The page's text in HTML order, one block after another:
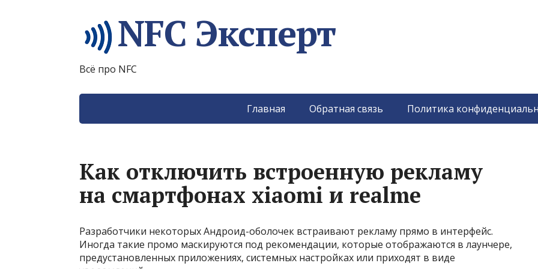
NFC Эксперт
Всё про NFC
Главная Обратная связь Политика
Как отключить встроенную рекламу
на смартфонах xiaomi и realme
Разработчики некоторых Андроид-оболочек встраивают рекламу прямо в интерфейс.
Иногда такие промо маскируются под рекомендации, которые отображаются в лаунчере,
предустановленных приложениях, системных настройках или приходят в виде